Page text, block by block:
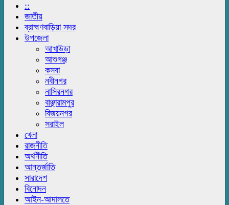
::
জাতীয়
ব্রাহ্মণবাড়িয়া সদর
উপজেলা
আখাউড়া
আশুগঞ্জ
কসবা
নবীনগর
নাসিরনগর
বাঞ্ছারামপুর
বিজয়নগর
সরাইল
খেলা
রাজনীতি
অর্থনীতি
আন্তর্জাতি
সারাদেশ
বিনোদন
আইন-আদালতে